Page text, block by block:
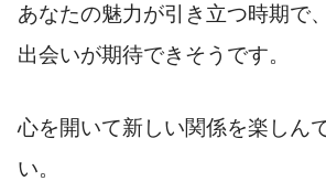
あなたの魅力が引き立つ時期で
出会いが期待できそうです。
心を開いて新しい関係を楽しん
い。